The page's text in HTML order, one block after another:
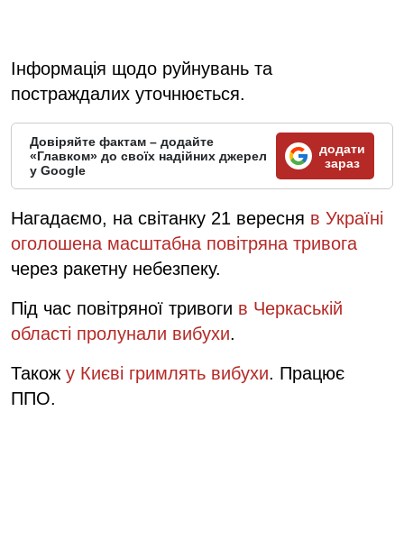
Інформація щодо руйнувань та
постраждалих уточнюється.
Довіряйте фактам – додайте
«Главком» до своїх надійних джерел
у Google
додати
зараз
Нагадаємо, на світанку 21 вересня в Україні
оголошена масштабна повітряна тривога
через ракетну небезпеку.
Під час повітряної тривоги в Черкаській
області пролунали вибухи.
Також у Києві гримлять вибухи. Працює
ППО.